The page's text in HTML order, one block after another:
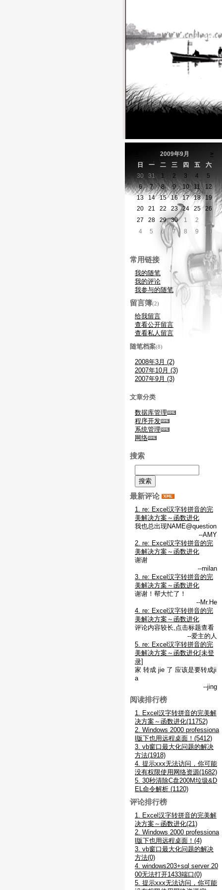
2009年9月
>
日
一 二 三 四 五
六
30
31 1 2 3 4
5
6
7 8 9 10 11
12
13
14 15 16 17 18
19
20
21 22 23 24 25
26
27
28 29 30 1 2
4
5 6 7 8 9 10
常用链接
我的随笔
我的评论
我参与的随笔
留言簿(2)
给我留言
查看公开留言
查看私人留言
随笔档案(8)
2008年3月 (2)
2007年10月 (3)
2007年9月 (3)
文章分类
数据库管理
程序开发
系统管理
网络
搜索
最新评论
1. re: Excel汉字转拼音的完
美解决方案～函数进化
我也总出现NAME@question
--AMY
2. re: Excel汉字转拼音的完
美解决方案～函数进化
谢谢
--milan
3. re: Excel汉字转拼音的完
美解决方案～函数进化
谢谢！帮大忙了！
--Mr.He
4. re: Excel汉字转拼音的完
美解决方案～函数进化
评论内容较长,点击标题查看
--爱主的人
5. re: Excel汉字转拼音的完
美解决方案～函数进化[未登
录]
家 转成 jie 了 应该是要转成ji
a
--jing
阅读排行榜
1. Excel汉字转拼音的完美解
决方案～函数进化(11752)
2. Windows 2000 professiona
l版下也用远程桌面！(5412)
3. vb窗口最大化问题的解决
方法(1918)
4. 提示xxx无法访问，你可能
没有权限使用网络资源(1682)
5. 30秒清除C盘200M垃圾&D
EL命令解析 (1120)
评论排行榜
1. Excel汉字转拼音的完美解
决方案～函数进化(21)
2. Windows 2000 professiona
l版下也用远程桌面！(4)
3. vb窗口最大化问题的解决
方法(0)
4. windows203+sql server 20
00无法打开1433端口(0)
5. 提示xxx无法访问，你可能